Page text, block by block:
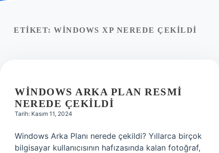
Yasal Uyarı
ETIKET: WINDOWS XP NEREDE ÇEKILDI
WINDOWS ARKA PLAN RESMI
NEREDE ÇEKILDI
Tarih: Kasım 11, 2024
Windows Arka Planı nerede çekildi? Yıllarca birçok
bilgisayar kullanıcısının hafızasında kalan fotoğraf,